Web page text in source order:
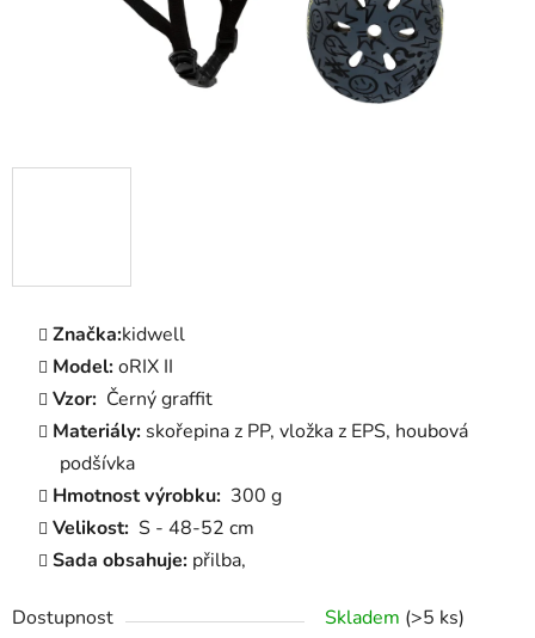
Značka:kidwell
Model:oRIX II
Vzor: Černý graffit
Materiály: skořepina z PP, vložka z EPS, houbová
podšívka
Hmotnost výrobku: 300 g
Velikost: S - 48-52 cm
Sada obsahuje: přilba,
Dostupnost Skladem (>5 ks)